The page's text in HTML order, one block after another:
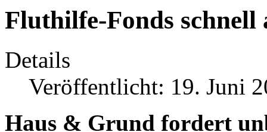
Fluthilfe-Fonds schnell
Details
Veröffentlicht: 19. Juni
Haus & Grund fordert